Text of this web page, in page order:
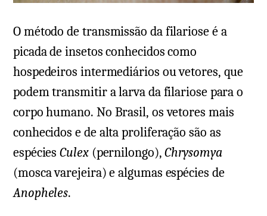
O método de transmissão da filariose é a
picada de insetos conhecidos como
hospedeiros intermediários ou vetores, que
podem transmitir a larva da filariose para o
corpo humano. No Brasil, os vetores mais
conhecidos e de alta proliferação são as
espéciesCulex(pernilongo),Chrysomya
(mosca varejeira) e algumas espécies de
Anopheles.